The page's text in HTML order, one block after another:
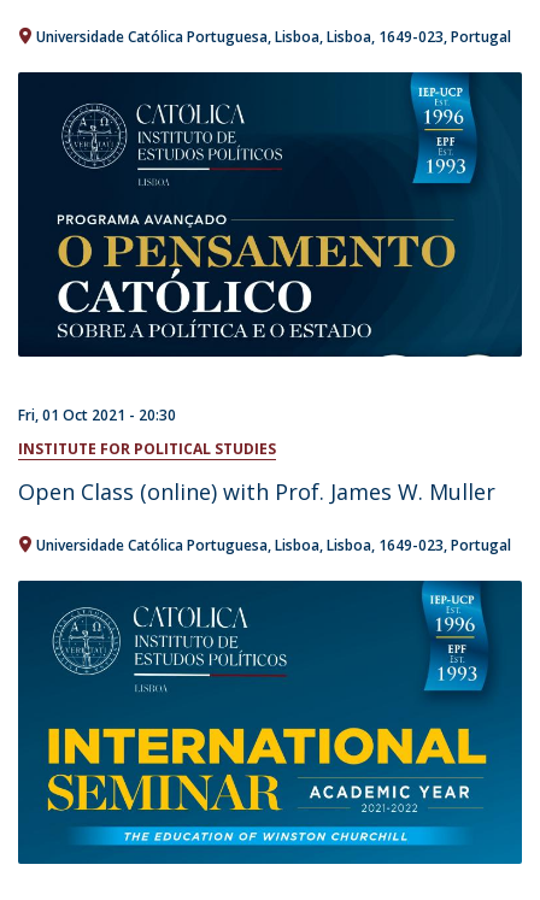
Universidade Católica Portuguesa Lisboa Lisboa 1649-023 Portugal
Fri, 01 Oct 2021 - 20:30
INSTITUTE FOR POLITICAL STUDIES
Open Class (online) with Prof. James W. Muller
Universidade Católica Portuguesa Lisboa Lisboa 1649-023 Portugal